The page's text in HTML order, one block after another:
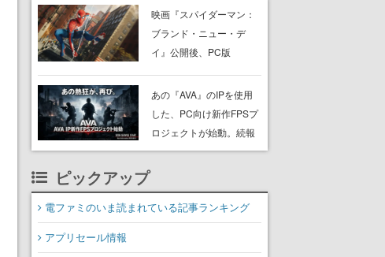
映画『スパイダーマン：
ブランド・ニュー・デ
イ』公開後、PC版
シリーズの同接数が増
加。1週間で「3703人→1
万7606人」に上昇
あの『AVA』のIPを使用
した、PC向け新作FPSプ
ロジェクトが始動。続報
は8月12日にティザーサ
ピックアップ
電ファミのいま読まれている記事ランキング
アプリセール情報